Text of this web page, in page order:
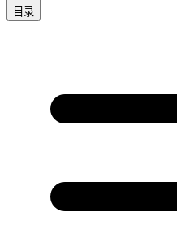
目录